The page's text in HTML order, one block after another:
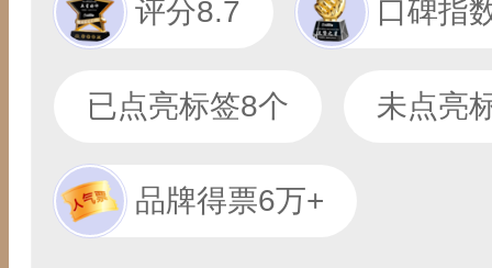
评分8.7 口碑指
已点亮标签8个 未点亮
品牌得票6万+